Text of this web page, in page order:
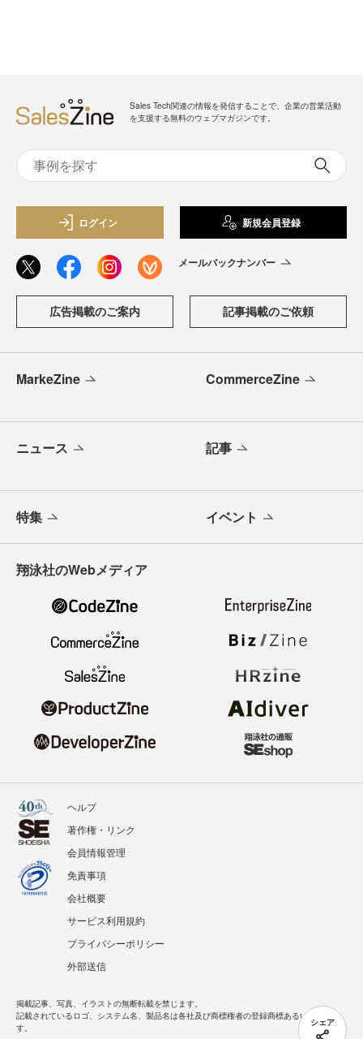
シェア
Sales Tech関連の情報を発信することで、企業の営業活動
を支援する無料のウェブマガジンです。
ログイン 新規会員登録
メールバックナンバー
広告掲載のご案内 記事掲載のご依頼
MarkeZine CommerceZine
ニュース 記事
特集 イベント
翔泳社のWebメディア
ヘルプ
著作権・リンク
会員情報管理
免責事項
会社概要
サービス利用規約
プライバシーポリシー
外部送信
掲載記事、写真、イラストの無断転載を禁じます。
記載されているロゴ、システム名、製品名は各社及び商標権者の登録商標あるいは商標で
す。